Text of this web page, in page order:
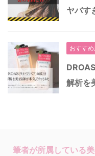
ヤバす
おす
解析を
筆者が所属している